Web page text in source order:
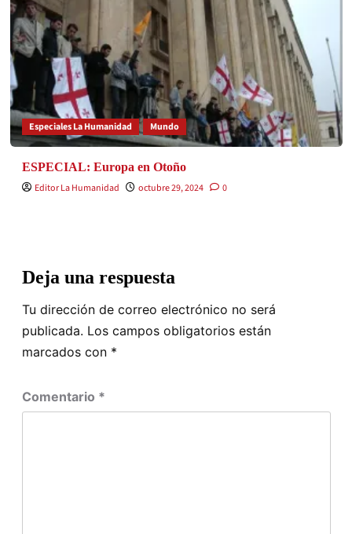
Especiales La Humanidad Mundo
ESPECIAL: Europa en Otoño
Editor La Humanidad
octubre 29, 2024 0
Deja una respuesta
Tu dirección de correo electrónico no será
publicada. Los campos obligatorios están
marcados con *
Comentario *